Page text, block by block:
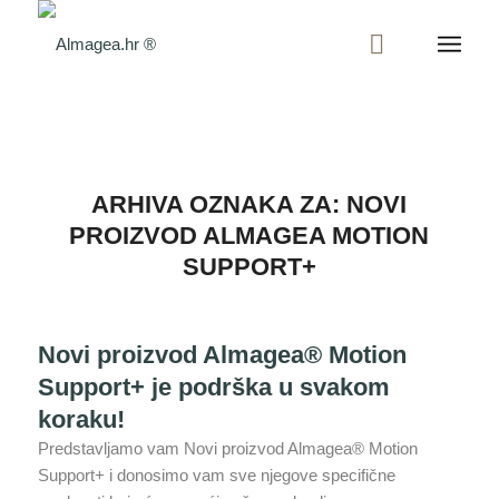
ARHIVA OZNAKA ZA: NOVI
PROIZVOD ALMAGEA MOTION
SUPPORT+
Novi proizvod Almagea® Motion
Support+ je podrška u svakom
koraku!
Predstavljamo vam Novi proizvod Almagea® Motion
Support+ i donosimo vam sve njegove specifične